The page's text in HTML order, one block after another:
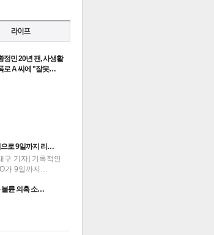
정민 20년 팬, 사생활
로 A 씨에 "잘못…
으로 9일까지 리…
구 기자] 기록적인
가 9일까지…
불륜 의혹 소…